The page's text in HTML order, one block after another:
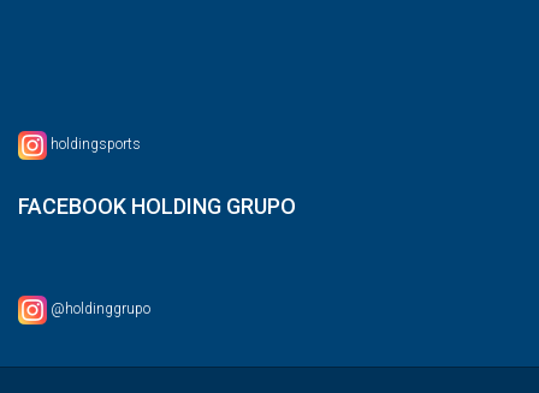
holdingsports
FACEBOOK HOLDING GRUPO
@holdinggrupo